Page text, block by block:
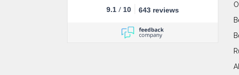
9.1 / 10 643 reviews